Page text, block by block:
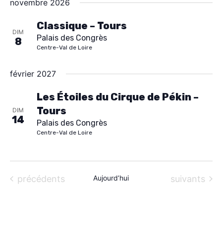
À PROPOS
CONTACT
o
e
n
a
t
novembre 2026
DIM
8
Classique – Tours
Palais des Congrès
Centre-Val de Loire
février 2027
DIM
14
Les Étoiles du Cirque de Pékin –
Tours
Palais des Congrès
Centre-Val de Loire
Évènements
précédents Aujourd’hui Évènements
suivants